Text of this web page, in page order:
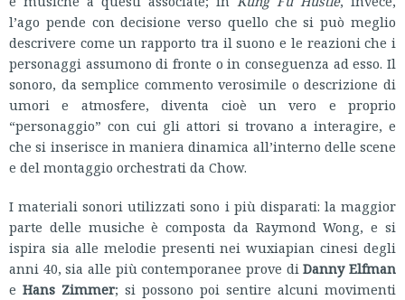
l’ago pende con decisione verso quello che si può meglio
descrivere come un rapporto tra il suono e le reazioni che i
personaggi assumono di fronte o in conseguenza ad esso. Il
sonoro, da semplice commento verosimile o descrizione di
umori e atmosfere, diventa cioè un vero e proprio
“personaggio” con cui gli attori si trovano a interagire, e
che si inserisce in maniera dinamica all’interno delle scene
e del montaggio orchestrati da Chow.
I materiali sonori utilizzati sono i più disparati: la maggior
parte delle musiche è composta da Raymond Wong, e si
ispira sia alle melodie presenti nei wuxiapian cinesi degli
anni 40, sia alle più contemporanee prove diDanny Elfman
e Hans Zimmer; si possono poi sentire alcuni movimenti